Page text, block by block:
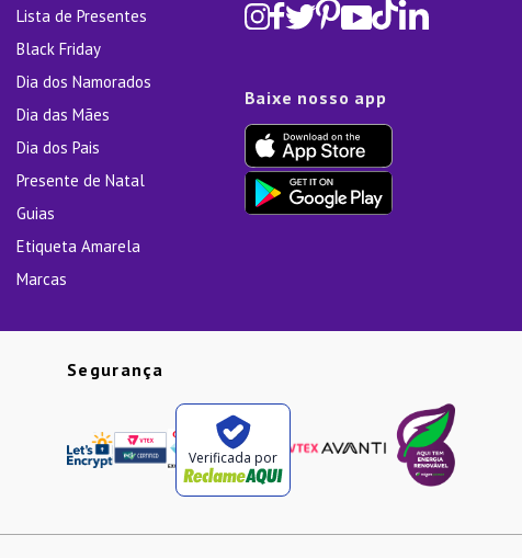
Lista de Presentes
Black Friday
Dia dos Namorados
Dia das Mães
Dia dos Pais
Presente de Natal
Guias
Etiqueta Amarela
Marcas
Baixe nosso app
Segurança
Verificada por